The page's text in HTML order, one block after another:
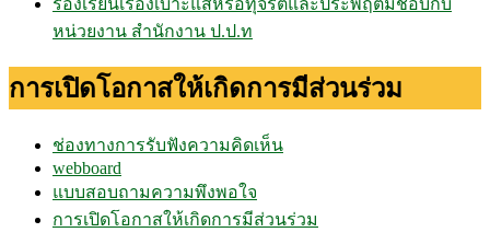
ร้องเรียนเรื่องเบาะแสหรือทุจริตและประพฤติมิชอบกับ
หน่วยงาน สำนักงาน ป.ป.ท
การเปิดโอกาสให้เกิดการมีส่วนร่วม
ช่องทางการรับฟังความคิดเห็น
webboard
แบบสอบถามความพึงพอใจ
การเปิดโอกาสให้เกิดการมีส่วนร่วม